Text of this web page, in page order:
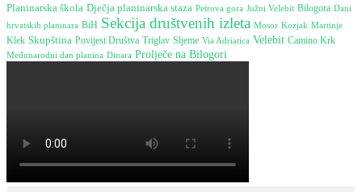
Planinarska škola Dječja planinarska staza Petrova gora Južni Velebit Bilogora Dani
hrvatskih planinara BiH Sekcija društvenih izleta Mosor Kozjak Martinje
Klek Skupština Povijest Društva Triglav Sljeme Via Adriatica Velebit Camino Krk
Međunarodni dan planina Dinara Prolječe na Bilogori